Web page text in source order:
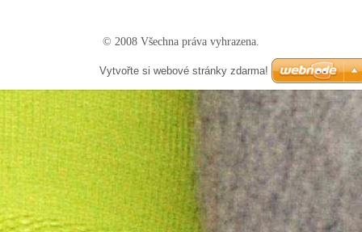
© 2008 Všechna práva vyhrazena.
Vytvořte si webové stránky zdarma!